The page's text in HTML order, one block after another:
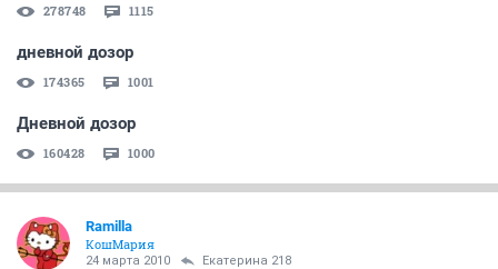
278748 1115
дневной дозор
174365 1001
Дневной дозор
160428 1000
Ramilla
КошМария
24 марта 2010 Екатерина 218